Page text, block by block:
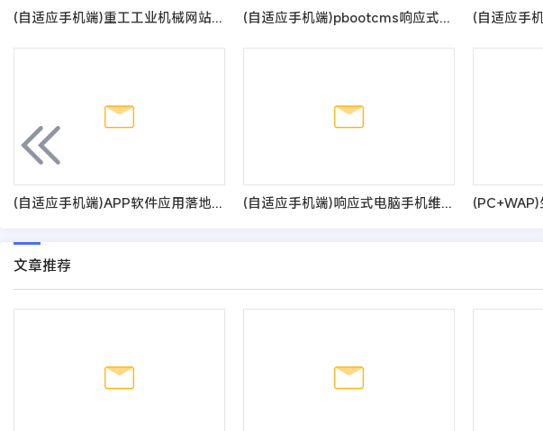
(自适应手机端)重工工业机械网站pbootcms模板 挖掘机机推土机网站源码 (自适应手机端)pbootcms响应式医疗机构企业网站模板 紫色美容整形医院网站源码
(自适应手机端)APP软件应用落地页单页网站模板 (自适应手机端)响应式电脑手机维修类pbootcms网站模板
文章推荐